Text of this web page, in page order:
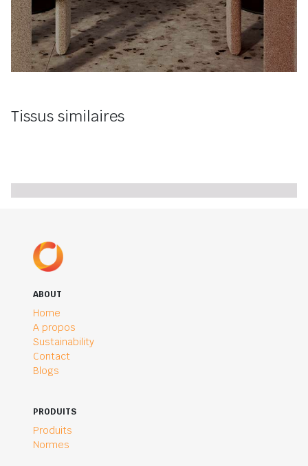
Tissus similaires
ABOUT
Home
A propos
Sustainability
Contact
Blogs
PRODUITS
Produits
Normes